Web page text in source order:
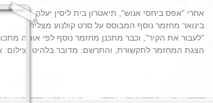
אחרי "אפס ביחסי אנוש", תיאטרון בית ליסין יעלה
בינואר מחזמר נוסף המבוסס על סרט קולנוע מצליח,
"לעבור את הקיר", וכבר מתכנן מחזמר נוסף לפי אותה
הצגת המחזמר לתקשורת, והתרשם: מדובר בלהיט (צילום: